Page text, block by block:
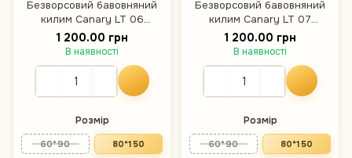
Безворсовий бавовняний
килим Canary LT 06
коричневий, 80×150 см
1 200.00 грн
В наявності
Розмір
60*90 80*150
Безворсовий бавовняний
килим Canary LT 07
жовтий, 80×150 см
1 200.00 грн
В наявності
Розмір
60*90 80*150